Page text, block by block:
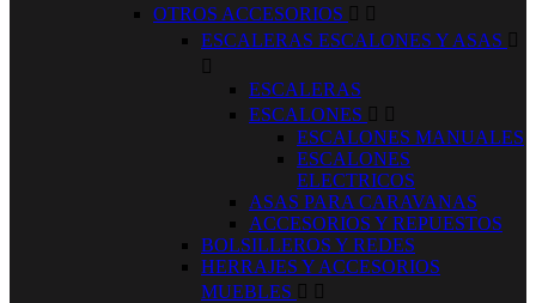
OTROS ACCESORIOS  
ESCALERAS ESCALONES Y ASAS 

ESCALERAS
ESCALONES  
ESCALONES MANUALES
ESCALONES
ELECTRICOS
ASAS PARA CARAVANAS
ACCESORIOS Y REPUESTOS
BOLSILLEROS Y REDES
HERRAJES Y ACCESORIOS
MUEBLES  